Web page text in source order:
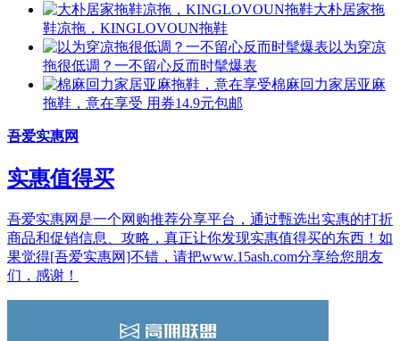
大朴居家拖
鞋凉拖，KINGLOVOUN拖鞋
以为穿凉
拖很低调？一不留心反而时髦爆表
棉麻回力家居亚麻
拖鞋，意在享受 用券14.9元包邮
吾爱实惠网
实惠值得买
吾爱实惠网是一个网购推荐分享平台，通过甄选出实惠的打折
商品和促销信息、攻略，真正让你发现实惠值得买的东西！如
果觉得[吾爱实惠网]不错，请把www.15ash.com分享给您朋友
们，感谢！